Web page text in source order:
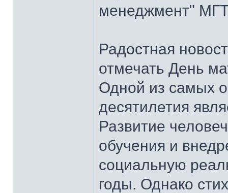
менеджмент"
Радостная
отмечать День
Одной из самых
десятилетия
Развитие
обучения и
социальную
годы. Однако